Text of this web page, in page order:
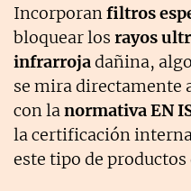
Incorporanfiltros
bloquear los rayos
infrarrojadañina,
se mira directamente
con lanormativa EN
la certificación
este tipo de